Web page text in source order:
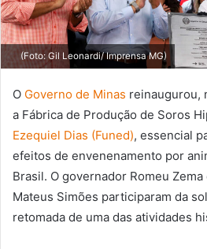
(Foto: Gil Leonardi/ Imprensa MG)
O Governo de Minas reinaugurou,
a Fábrica de Produção de Soros
Ezequiel Dias (Funed), essencial
efeitos de envenenamento por
Brasil. O governador Romeu
Mateus Simões participaram da
retomada de uma das atividades